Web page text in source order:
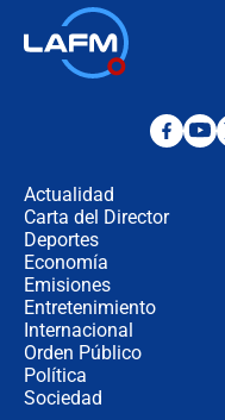
Actualidad
Carta del Director
Deportes
Economía
Emisiones
Entretenimiento
Internacional
Orden Público
Política
Sociedad